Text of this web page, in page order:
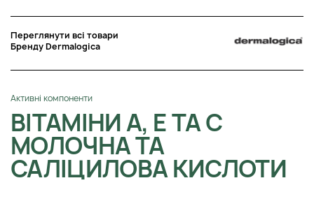
Переглянути всі товари
Бренду Dermalogica
Активні компоненти
ВІТАМІНИ А, Е ТА С
МОЛОЧНА ТА
САЛІЦИЛОВА КИСЛОТИ